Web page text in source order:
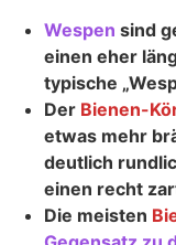
Wespen sind
einen eher
typische
Der Bienen-
etwas mehr
deutlich
einen recht
Die meisten